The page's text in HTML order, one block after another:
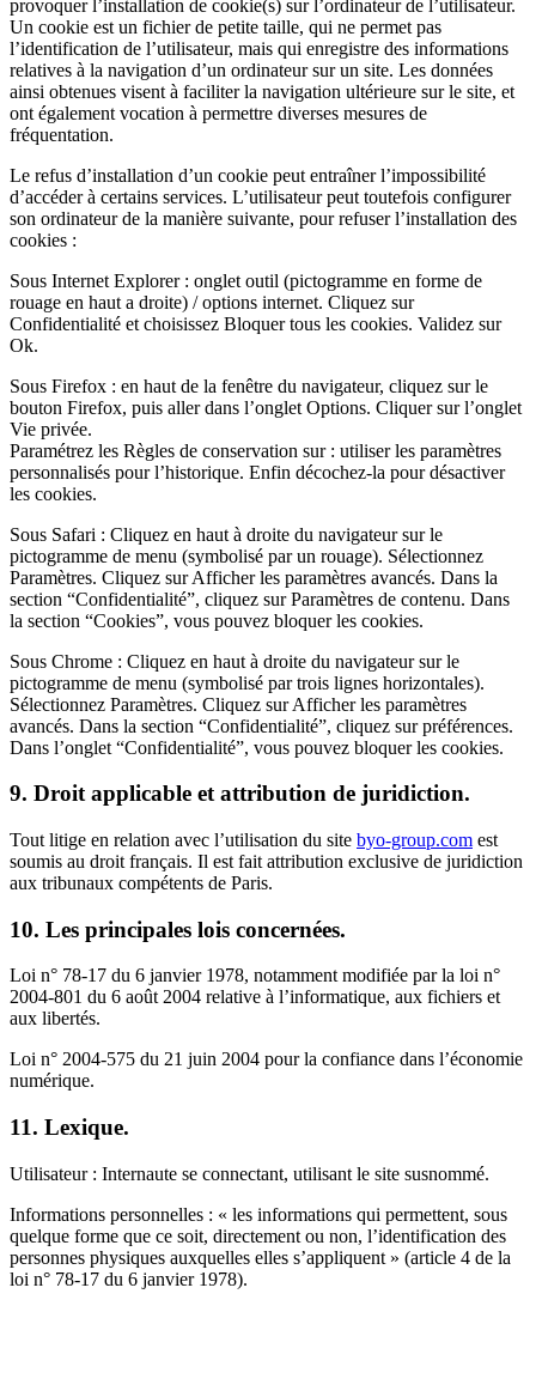
provoquer l’installation de cookie(s) sur l’ordinateur de l’utilisateur.
Un cookie est un fichier de petite taille, qui ne permet pas
l’identification de l’utilisateur, mais qui enregistre des informations
relatives à la navigation d’un ordinateur sur un site. Les données
ainsi obtenues visent à faciliter la navigation ultérieure sur le site, et
ont également vocation à permettre diverses mesures de
fréquentation.
Le refus d’installation d’un cookie peut entraîner l’impossibilité
d’accéder à certains services. L’utilisateur peut toutefois configurer
son ordinateur de la manière suivante, pour refuser l’installation des
cookies :
Sous Internet Explorer : onglet outil (pictogramme en forme de
rouage en haut a droite) / options internet. Cliquez sur
Confidentialité et choisissez Bloquer tous les cookies. Validez sur
Ok.
Sous Firefox : en haut de la fenêtre du navigateur, cliquez sur le
bouton Firefox, puis aller dans l’onglet Options. Cliquer sur l’onglet
Vie privée.
Paramétrez les Règles de conservation sur : utiliser les paramètres
personnalisés pour l’historique. Enfin décochez-la pour désactiver
les cookies.
Sous Safari : Cliquez en haut à droite du navigateur sur le
pictogramme de menu (symbolisé par un rouage). Sélectionnez
Paramètres. Cliquez sur Afficher les paramètres avancés. Dans la
section “Confidentialité”, cliquez sur Paramètres de contenu. Dans
la section “Cookies”, vous pouvez bloquer les cookies.
Sous Chrome : Cliquez en haut à droite du navigateur sur le
pictogramme de menu (symbolisé par trois lignes horizontales).
Sélectionnez Paramètres. Cliquez sur Afficher les paramètres
avancés. Dans la section “Confidentialité”, cliquez sur préférences.
Dans l’onglet “Confidentialité”, vous pouvez bloquer les cookies.
9. Droit applicable et attribution de juridiction.
Tout litige en relation avec l’utilisation du site byo-group.com est
soumis au droit français. Il est fait attribution exclusive de juridiction
aux tribunaux compétents de Paris.
10. Les principales lois concernées.
Loi n° 78-17 du 6 janvier 1978, notamment modifiée par la loi n°
2004-801 du 6 août 2004 relative à l’informatique, aux fichiers et
aux libertés.
Loi n° 2004-575 du 21 juin 2004 pour la confiance dans l’économie
numérique.
11. Lexique.
Utilisateur : Internaute se connectant, utilisant le site susnommé.
Informations personnelles : « les informations qui permettent, sous
quelque forme que ce soit, directement ou non, l’identification des
personnes physiques auxquelles elles s’appliquent » (article 4 de la
loi n° 78-17 du 6 janvier 1978).